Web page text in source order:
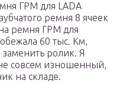
ГРМ для LADA
ремня 8 ячеек
ремня ГРМ для
60 тыс. Км,
ролик. Я
совсем изношенный,
на складе.